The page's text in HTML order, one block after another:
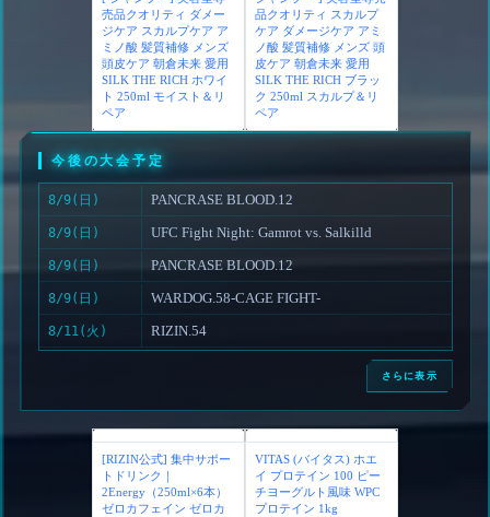
【 シルクザリッチ 白 】
ジケア スカルプケア ア
ミノ酸 髪質補修 メンズ
SILK THE RICH ホワイ
【 シルクザリッチ 黒】[
SILK THE RICH ブラッ
ペア
今後の大会予定
8/9(日) PANCRASE BLOOD.12
8/9(日) WARDOG.58-CAGE FIGHT-
8/11(火) RIZIN.54